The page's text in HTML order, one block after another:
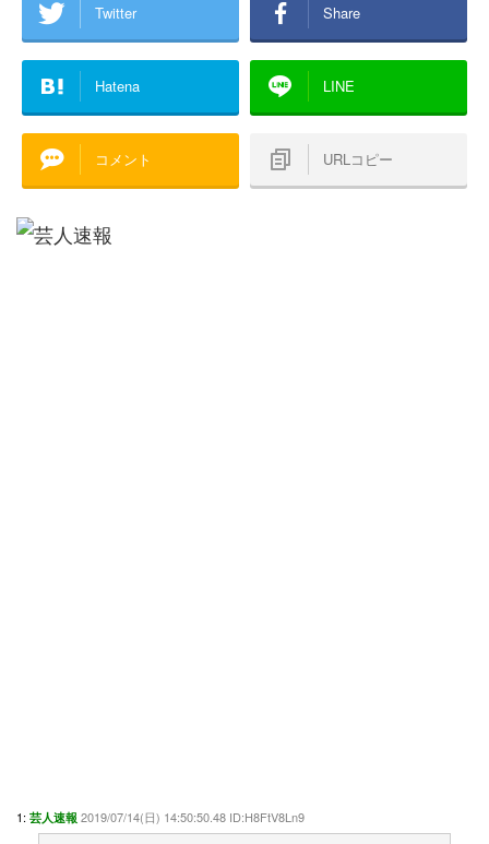
Twitter Share
Hatena LINE
コメント URLコピー
1: 芸人速報 2019/07/14(日) 14:50:50.48 ID:H8FtV8Ln9